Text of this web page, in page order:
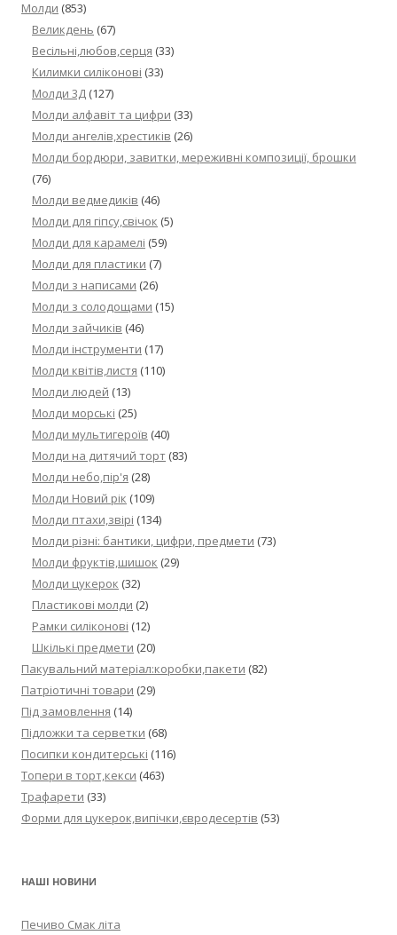
Молди (853)
Великдень (67)
Весільні,любов,серця (33)
Килимки силіконові (33)
Молди 3Д (127)
Молди алфавіт та цифри (33)
Молди ангелів,хрестиків (26)
Молди бордюри, завитки, мереживні композиції, брошки
(76)
Молди ведмедиків (46)
Молди для гіпсу,свічок (5)
Молди для карамелі (59)
Молди для пластики (7)
Молди з написами (26)
Молди з солодощами (15)
Молди зайчиків (46)
Молди інструменти (17)
Молди квітів,листя (110)
Молди людей (13)
Молди морські (25)
Молди мультигероїв (40)
Молди на дитячий торт (83)
Молди небо,пір'я (28)
Молди Новий рік (109)
Молди птахи,звірі (134)
Молди різні: бантики, цифри, предмети (73)
Молди фруктів,шишок (29)
Молди цукерок (32)
Пластикові молди (2)
Рамки силіконові (12)
Шкількі предмети (20)
Пакувальний матеріал:коробки,пакети (82)
Патріотичні товари (29)
Під замовлення (14)
Підложки та серветки (68)
Посипки кондитерські (116)
Топери в торт,кекси (463)
Трафарети (33)
Форми для цукерок,випічки,євродесертів (53)
НАШІ НОВИНИ
Печиво Смак літа